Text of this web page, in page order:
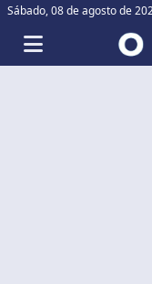
Sábado,08 de agosto de